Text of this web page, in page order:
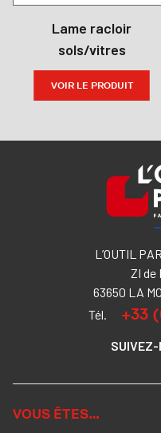
Lame racloir
sols/vitres
VOIR LE PRODUIT
L’OUTIL
ZI de
63650 LA
Tél.
+33
SUIVEZ-
VOUS ÊTES…